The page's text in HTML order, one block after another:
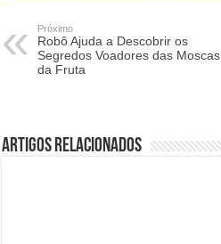
Próximo
Robô Ajuda a Descobrir os
Segredos Voadores das Moscas
da Fruta
Artigos Relacionados